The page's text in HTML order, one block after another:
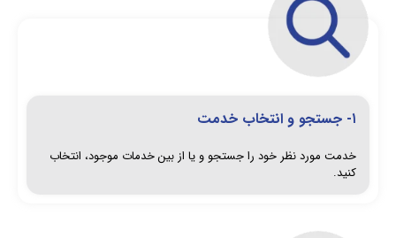
۱- جستجو و انتخاب خدمت
خدمت مورد نظر خود را جستجو و یا از بین خدمات موجود، انتخاب
کنید.